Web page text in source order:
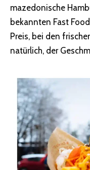
mazedonische
bekannten Fast
Preis, bei den
natürlich, der